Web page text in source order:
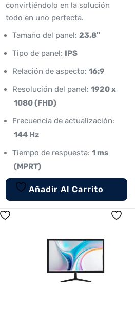
convirtiéndolo en la solución
todo en uno perfecta.
Tamaño del panel: 23,8″
Tipo de panel: IPS
Relación de aspecto: 16:9
Resolución del panel: 1920 x
1080 (FHD)
Frecuencia de actualización:
144 Hz
Tiempo de respuesta: 1 ms
(MPRT)
Añadir Al Carrito